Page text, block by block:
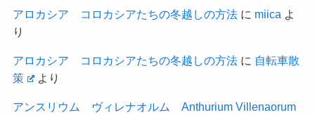
アロカシア コロカシアたちの冬越しの方法に miica よ
り
アロカシア コロカシアたちの冬越しの方法に 自転車散
策
より
アンスリウム ヴィレナオルム Anthurium Villenaorum